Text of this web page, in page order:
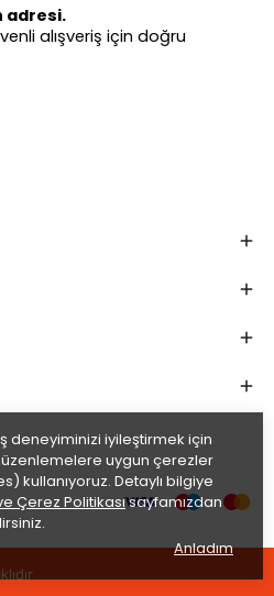
deneyiminizi iyileştirmek için
uygun çerezler
kullanıyoruz. Detaylı bilgiye
Çerez Politikasısayfamızdan
Anladım
adresi.
alışveriş için doğru